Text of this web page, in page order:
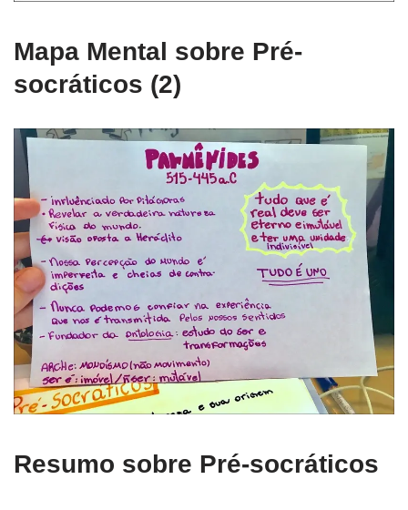
Mapa Mental sobre Pré-
socráticos (2)
Resumo sobre Pré-socráticos